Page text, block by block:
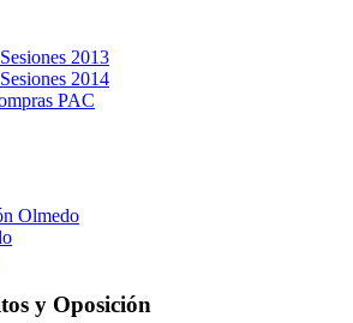
2013
2014
PAC
Olmedo
y Oposición